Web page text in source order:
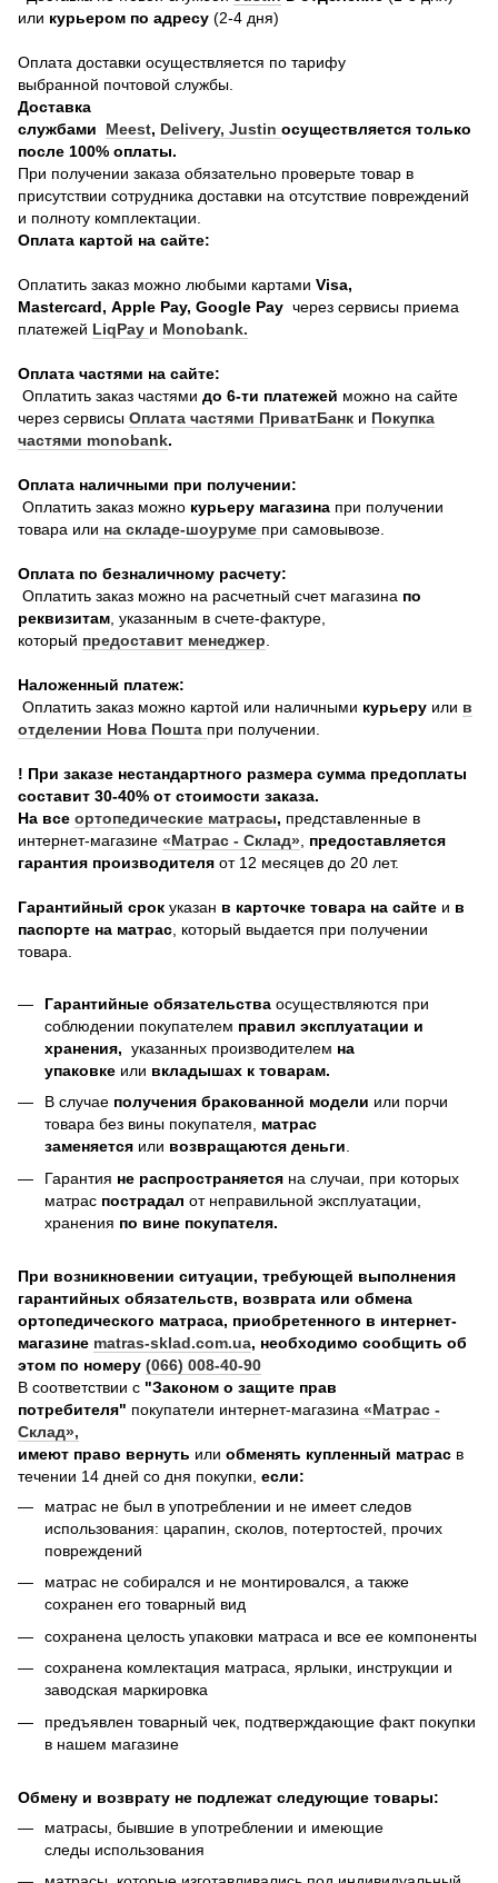
или курьером по адресу (2-4 дня)
Оплата доставки осуществляется по тарифу
выбранной почтовой службы.
Доставка
службами
Meest, Delivery, Justin осуществляется только
после 100% оплаты.
При получении заказа обязательно проверьте товар в
присутствии сотрудника доставки на отсутствие повреждений
и полноту комплектации.
Оплата картой на сайте:
Оплатить заказ можно любыми картами Visa,
Mastercard, Apple Pay, Google Pay через сервисы приема
платежей LiqPay и Monobank.
Оплата частями на сайте:
Оплатить заказ частями до 6-ти платежей можно на сайте
через сервисы Оплата частями ПриватБанк и Покупка
частями monobank.
Оплата наличными при получении:
Оплатить заказ можно курьеру магазина при получении
товара или на складе-шоуруме при самовывозе.
Оплата по безналичному расчету:
Оплатить заказ можно на расчетный счет магазина по
реквизитам , указанным в счете-фактуре,
который предоставит менеджер
Наложенный платеж:
Оплатить заказ можно картой или наличными курьеру или в
отделении Нова Пошта при получении.
! При заказе нестандартного размера сумма предоплаты
составит 30-40% от стоимости заказа.
На все ортопедические матрасы, представленные в
интернет-магазине «Матрас - Склад» предоставляется
гарантия производителя от 12 месяцев до 20 лет.
Гарантийный срок указан в карточке товара на сайте и в
паспорте на матрас , который выдается при получении
товара.
Гарантийные обязательства осуществляются при
соблюдении покупателем правил эксплуатации и
хранения, указанных производителем на
упаковке или вкладышах к товарам.
В случае получения бракованной модели или порчи
товара без вины покупателя, матрас
заменяется или возвращаются деньги
Гарантия не распространяется на случаи, при которых
матрас пострадал от неправильной эксплуатации,
хранения по вине покупателя.
При возникновении ситуации, требующей выполнения
гарантийных обязательств, возврата или обмена
ортопедического матраса, приобретенного в интернет-
магазине matras-sklad.com.ua, необходимо сообщить об
этом по номеру (066) 008-40-90
В соответствии с "Законом о защите прав
потребителя" покупатели интернет-магазина «Матрас -
Склад»,
имеют право вернуть или обменять купленный матрас в
течении 14 дней со дня покупки, если:
матрас не был в употреблении и не имеет следов
использования: царапин, сколов, потертостей, прочих
повреждений
матрас не собирался и не монтировался, а также
сохранен его товарный вид
сохранена целость упаковки матраса и все ее компоненты
сохранена комлектация матраса, ярлыки, инструкции и
заводская маркировка
предъявлен товарный чек, подтверждающие факт покупки
в нашем магазине
Обмену и возврату не подлежат следующие товары:
матрасы, бывшие в употреблении и имеющие
следы использования